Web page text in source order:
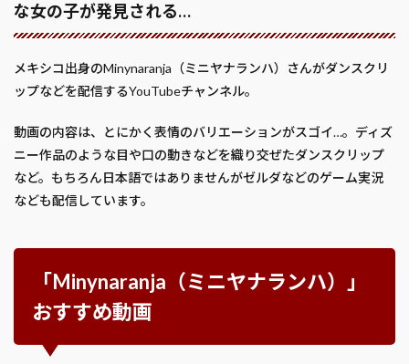
な女の子が発見される…
メキシコ出身のMinynaranja（ミニヤナランハ）さんがダンスクリ
ップなどを配信するYouTubeチャンネル。
動画の内容は、とにかく表情のバリエーションがスゴイ…。ディズ
ニー作品のような目や口の動きなどを織り交ぜたダンスクリップ
など。もちろん日本語ではありませんがゼルダなどのゲーム実況
なども配信しています。
「Minynaranja（ミニヤナランハ）」
おすすめ動画